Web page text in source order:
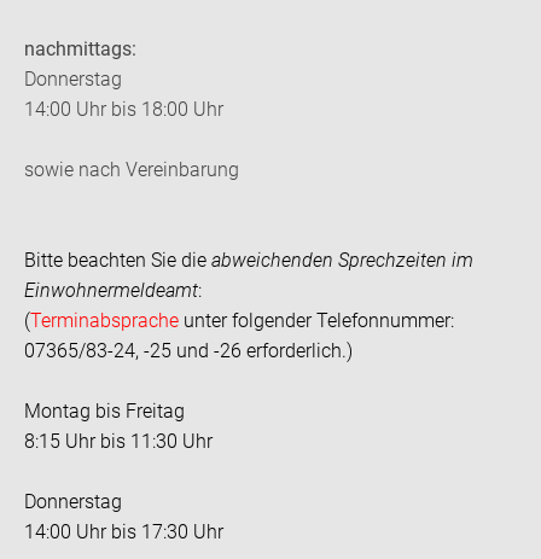
nachmittags:
Donnerstag
14:00 Uhr bis 18:00 Uhr
sowie nach Vereinbarung
Bitte beachten Sie die abweichenden Sprechzeiten im
Einwohnermeldeamt:
(Terminabsprache unter folgender Telefonnummer:
07365/83-24, -25 und -26 erforderlich.)
Montag bis Freitag
8:15 Uhr bis 11:30 Uhr
Donnerstag
14:00 Uhr bis 17:30 Uhr